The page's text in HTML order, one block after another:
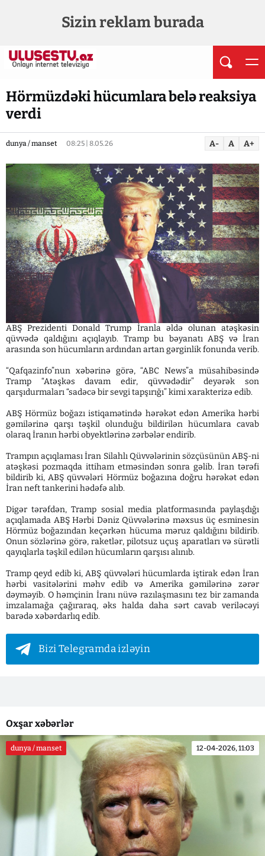
Sizin reklam burada
Hörmüzdəki hücumlara belə reaksiya
verdi
dunya / manset 08:25 | 8.05.26 A- A A+
ABŞ Prezidenti Donald Trump İranla əldə olunan atəşkəsin
qüvvədə qaldığını açıqlayıb. Tramp bu bəyanatı ABŞ və İran
arasında son hücumların ardından artan gərginlik fonunda verib.
“Qafqazinfo”nun xəbərinə görə, “ABC News”a müsahibəsində
Tramp “Atəşkəs davam edir, qüvvədədir” deyərək son
qarşıdurmaları “sadəcə bir sevgi tapşırığı” kimi xarakterizə edib.
ABŞ Hörmüz boğazı istiqamətində hərəkət edən Amerika hərbi
gəmilərinə qarşı təşkil olunduğu bildirilən hücumlara cavab
olaraq İranın hərbi obyektlərinə zərbələr endirib.
Trampın açıqlaması İran Silahlı Qüvvələrinin sözçüsünün ABŞ-ni
atəşkəsi pozmaqda ittiham etməsindən sonra gəlib. İran tərəfi
bildirib ki, ABŞ qüvvələri Hörmüz boğazına doğru hərəkət edən
İran neft tankerini hədəfə alıb.
Digər tərəfdən, Tramp sosial media platformasında paylaşdığı
açıqlamada ABŞ Hərbi Dəniz Qüvvələrinə məxsus üç esminesin
Hörmüz boğazından keçərkən hücuma məruz qaldığını bildirib.
Onun sözlərinə görə, raketlər, pilotsuz uçuş aparatları və sürətli
qayıqlarla təşkil edilən hücumların qarşısı alınıb.
Tramp qeyd edib ki, ABŞ qüvvələri hücumlarda iştirak edən İran
hərbi vasitələrini məhv edib və Amerika gəmilərinə zərər
dəyməyib. O həmçinin İranı nüvə razılaşmasını tez bir zamanda
imzalamağa çağıraraq, əks halda daha sərt cavab veriləcəyi
barədə xəbərdarlıq edib.
Bizi Telegramda izləyin
Oxşar xəbərlər
dunya / manset 12-04-2026, 11:03